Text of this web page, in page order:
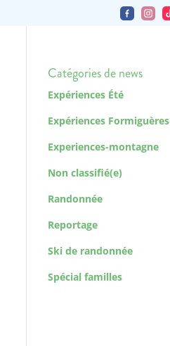
Catégories de news
Expériences Été
Expériences Formiguères
Experiences-montagne
Non classifié(e)
Randonnée
Reportage
Ski de randonnée
Spécial familles